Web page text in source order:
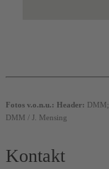
Fotos v.o.n.u.: Header: DMM;
DMM / J. Mensing
Kontakt